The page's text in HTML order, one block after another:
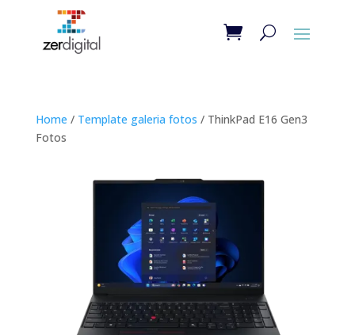
Home / Template galeria fotos / ThinkPad E16 Gen3
Fotos